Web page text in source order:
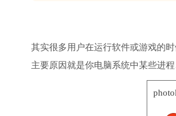
其实很多用户在运行软件或游戏的
主要原因就是你电脑系统中某些进